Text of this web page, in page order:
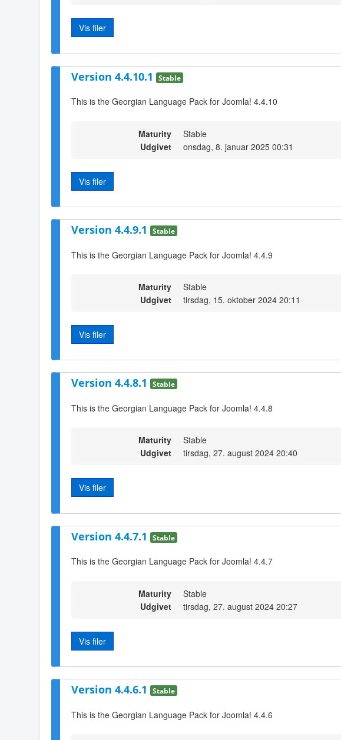
Vis filer
Version 4.4.10.1 Stable
This is the Georgian Language Pack for Joomla! 4.4.10
Maturity
Stable
Udgivet
onsdag, 8. januar 2025 00:31
Vis filer
Version 4.4.9.1 Stable
This is the Georgian Language Pack for Joomla! 4.4.9
Maturity
Stable
Udgivet
tirsdag, 15. oktober 2024 20:11
Vis filer
Version 4.4.8.1 Stable
This is the Georgian Language Pack for Joomla! 4.4.8
Maturity
Stable
Udgivet
tirsdag, 27. august 2024 20:40
Vis filer
Version 4.4.7.1 Stable
This is the Georgian Language Pack for Joomla! 4.4.7
Maturity
Stable
Udgivet
tirsdag, 27. august 2024 20:27
Vis filer
Version 4.4.6.1 Stable
This is the Georgian Language Pack for Joomla! 4.4.6